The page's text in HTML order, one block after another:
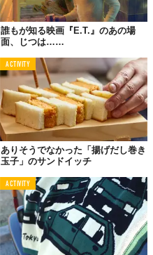
誰もが知る映画『E.T.』のあの場
面、じつは……
ACTIVITY
ありそうでなかった「揚げだし巻き
玉子」のサンドイッチ
ACTIVITY